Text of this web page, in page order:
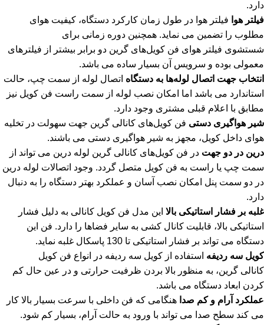
دارد.
فیلتر هوا فیلتر هوا در طول زمان کارکرد دستگاه، کیفیت هوای
مطلوب را تضمین می نماید. همچنین دوره زمانی برای
شستشوی فیلتر هوای فن کویل‌های گرین دو برابر بیشتر از فیلترهای
معمولی بوده و سرویس آن بسیار ساده می باشد.
انتخاب جهت اتصال لوله‌ها به دستگاه اتصال لوله از سمت چپ، حالت
استاندارد می باشد اما امکان نصب لوله از سمت راست فن کویل نیز
مطابق با اعلام قبلی مشتری وجود دارد.
شیر هواگیری دستی فن کویل‌های کانالی گرین جهت سهولت در تخلیه
هوای داخل کویل، مجهز به شیر هواگیری دستی می باشند.
درین در دو جهت در فن کویل‌های کانالی گرین لوله درین می تواند از
سمت چپ یا راست به فن کویل متصل گردد. وجود اتصالات لوله درین
در دو سمت پنل امکان نصب آسان و عملکرد بهتر دستگاه را به دنبال
دارد.
غلبه بر فشار استاتیکی بالا این مدل فن کویل کانالی به دلیل فشار
استاتیکی بالا، قابلیت کانال کشی به سایر فضاها را دارد. فن این
دستگاه می تواند بر فشار استاتیکی تا 130 پاسکال غلبه نماید.
کویل سه ردیفه استفاده از کویل سه ردیفه در انواع فن کویل
کانالی گرین، به منظور بالا بردن ظرفیت حرارتی و در عین حال کم
کردن ابعاد دستگاه می باشد.
عملکرد آرام و کم صدا هنگامی که فن داخلی با سرعت بسیار بالا کار
می کند سطح صدا می تواند با ورود به حالت آرام، بسیار کم شود.